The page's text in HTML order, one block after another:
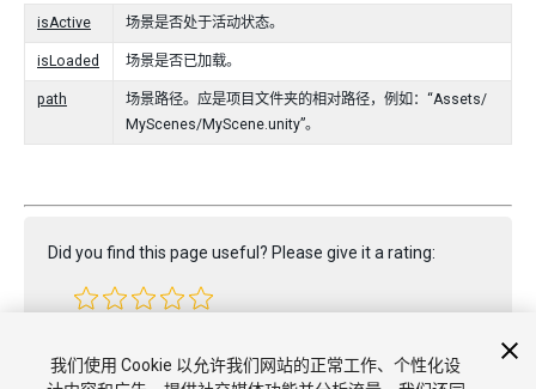
isActive 场景是否处于活动状态。
isLoaded 场景是否已加载。
path
场景路径。应是项目文件夹的相对路径，例如：“Assets/
MyScenes/MyScene.unity”。
Did you find this page useful? Please give it a rating:
我们使用 Cookie 以允许我们网站的正常工作、个性化设